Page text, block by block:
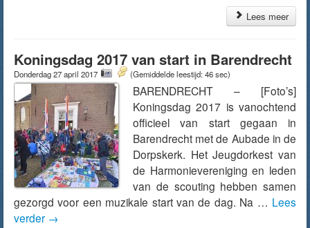
Lees meer
Koningsdag 2017 van start in Barendrecht
Donderdag 27 april 2017 (Gemiddelde leestijd: 46 sec)
BARENDRECHT – [Foto’s]
Koningsdag 2017 is vanochtend
officieel van start gegaan in
Barendrecht met de Aubade in de
Dorpskerk. Het Jeugdorkest van
de Harmonievereniging en leden
van de scouting hebben samen
gezorgd voor een muzikale start van de dag. Na … Lees
verder →